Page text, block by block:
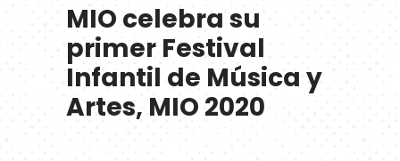
MIO celebra su
primer Festival
Infantil de Música y
Artes, MIO 2020